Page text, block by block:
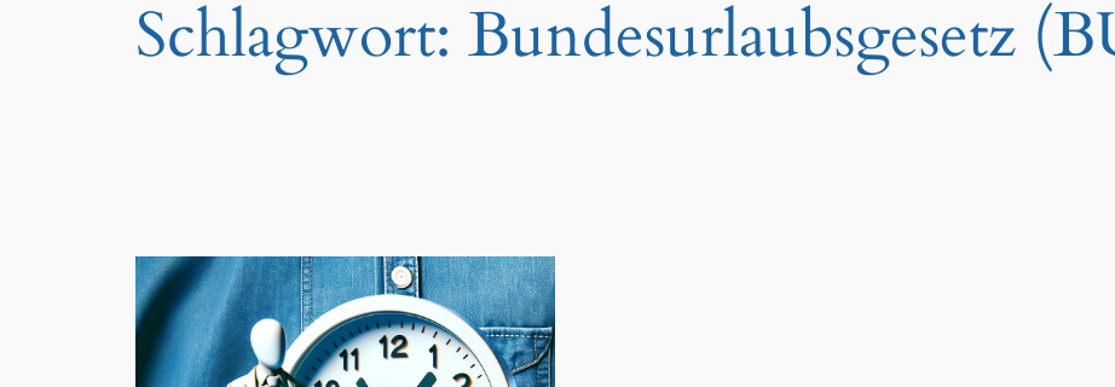
Schlagwort: Bundesurlaubsgesetz